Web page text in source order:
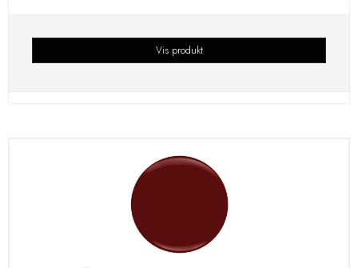
Vis produkt